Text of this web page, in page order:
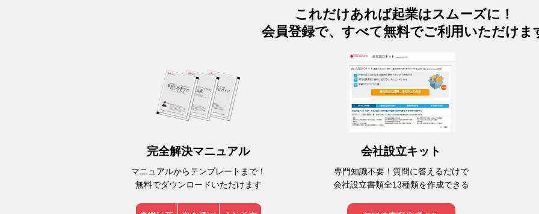
これだけあれば起業はスムーズに！
会員登録で、すべて無料でご利用いただけま
完全解決マニュアル
マニュアルからテンプレートまで！
無料でダウンロードいただけます
会社設立キット
専門知識不要！質問に答えるだけで
会社設立書類全13種類を作成できる